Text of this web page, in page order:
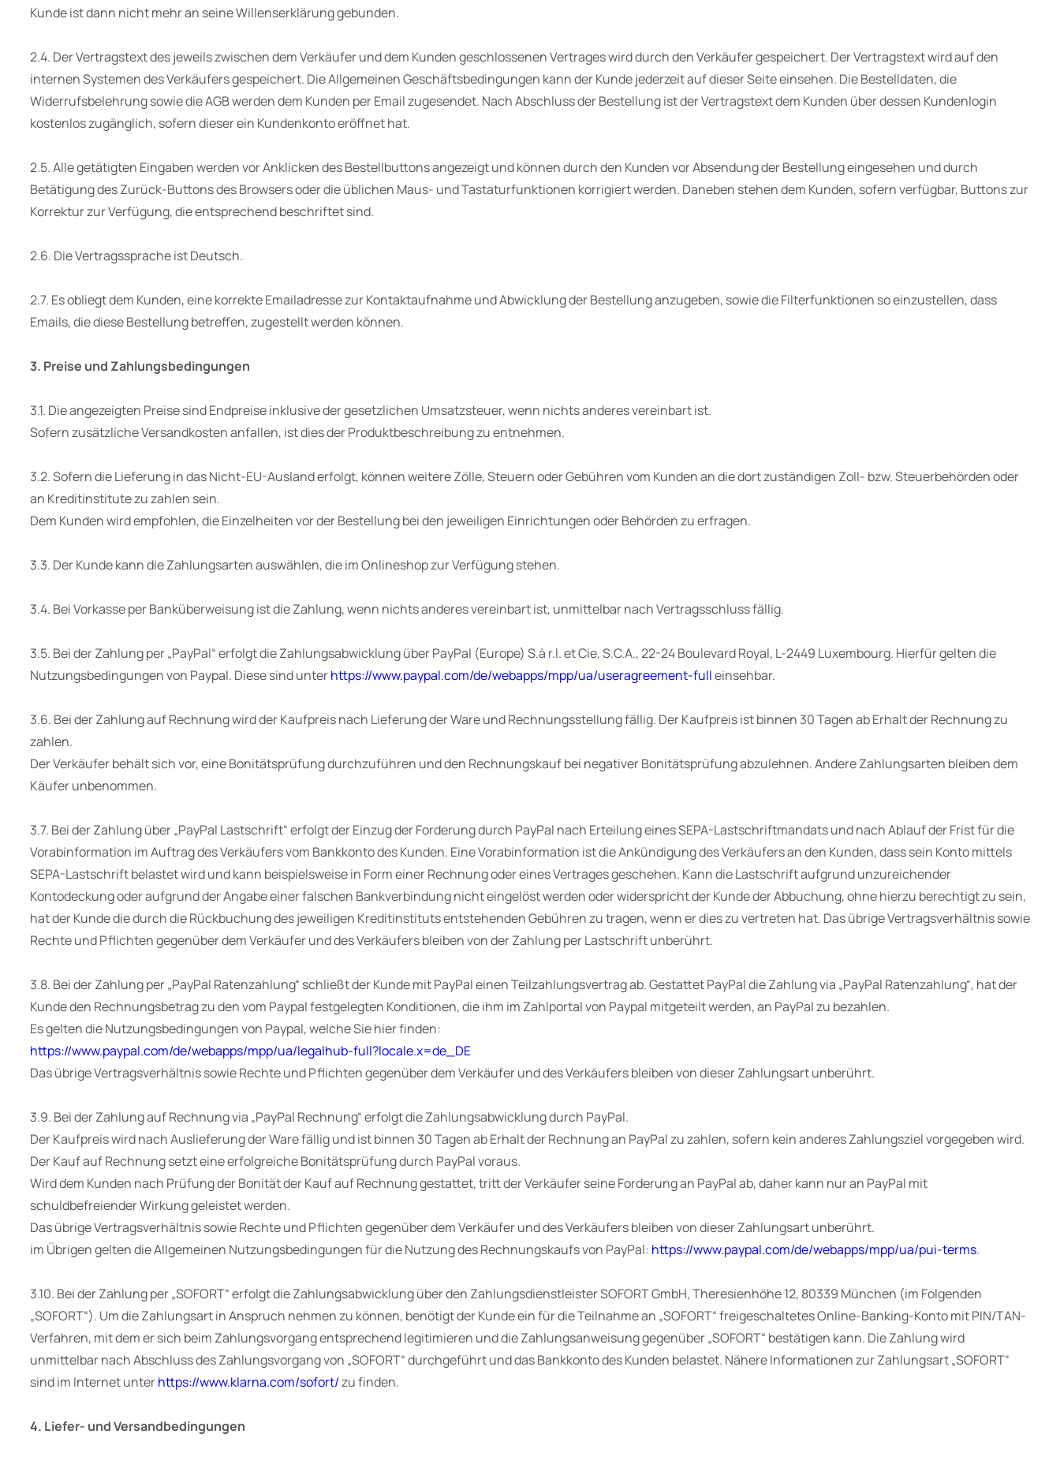
Kunde ist dann nicht mehr an seine Willenserklärung gebunden.
2.4. Der Vertragstext des jeweils zwischen dem Verkäufer und dem Kunden geschlossenen Vertrages wird durch den Verkäufer gespeichert. Der Vertragstext wird auf den
internen Systemen des Verkäufers gespeichert. Die Allgemeinen Geschäftsbedingungen kann der Kunde jederzeit auf dieser Seite einsehen. Die Bestelldaten, die
Widerrufsbelehrung sowie die AGB werden dem Kunden per Email zugesendet. Nach Abschluss der Bestellung ist der Vertragstext dem Kunden über dessen Kundenlogin
kostenlos zugänglich, sofern dieser ein Kundenkonto eröffnet hat.
2.5. Alle getätigten Eingaben werden vor Anklicken des Bestellbuttons angezeigt und können durch den Kunden vor Absendung der Bestellung eingesehen und durch
Betätigung des Zurück-Buttons des Browsers oder die üblichen Maus- und Tastaturfunktionen korrigiert werden. Daneben stehen dem Kunden, sofern verfügbar, Buttons zur
Korrektur zur Verfügung, die entsprechend beschriftet sind.
2.6. Die Vertragssprache ist Deutsch.
2.7. Es obliegt dem Kunden, eine korrekte Emailadresse zur Kontaktaufnahme und Abwicklung der Bestellung anzugeben, sowie die Filterfunktionen so einzustellen, dass
Emails, die diese Bestellung betreffen, zugestellt werden können.
3. Preise und Zahlungsbedingungen
3.1. Die angezeigten Preise sind Endpreise inklusive der gesetzlichen Umsatzsteuer, wenn nichts anderes vereinbart ist.
Sofern zusätzliche Versandkosten anfallen, ist dies der Produktbeschreibung zu entnehmen.
3.2. Sofern die Lieferung in das Nicht-EU-Ausland erfolgt, können weitere Zölle, Steuern oder Gebühren vom Kunden an die dort zuständigen Zoll- bzw. Steuerbehörden oder
an Kreditinstitute zu zahlen sein.
Dem Kunden wird empfohlen, die Einzelheiten vor der Bestellung bei den jeweiligen Einrichtungen oder Behörden zu erfragen.
3.3. Der Kunde kann die Zahlungsarten auswählen, die im Onlineshop zur Verfügung stehen.
3.4. Bei Vorkasse per Banküberweisung ist die Zahlung, wenn nichts anderes vereinbart ist, unmittelbar nach Vertragsschluss fällig.
3.5. Bei der Zahlung per „PayPal“ erfolgt die Zahlungsabwicklung über PayPal (Europe) S.à r.l. et Cie, S.C.A., 22-24 Boulevard Royal, L-2449 Luxembourg. Hierfür gelten die
Nutzungsbedingungen von Paypal. Diese sind unterhttps://www.paypal.com/de/webapps/mpp/ua/useragreement-fulleinsehbar.
3.6. Bei der Zahlung auf Rechnung wird der Kaufpreis nach Lieferung der Ware und Rechnungsstellung fällig. Der Kaufpreis ist binnen 30 Tagen ab Erhalt der Rechnung zu
zahlen.
Der Verkäufer behält sich vor, eine Bonitätsprüfung durchzuführen und den Rechnungskauf bei negativer Bonitätsprüfung abzulehnen. Andere Zahlungsarten bleiben dem
Käufer unbenommen.
3.7. Bei der Zahlung über „PayPal Lastschrift“ erfolgt der Einzug der Forderung durch PayPal nach Erteilung eines SEPA-Lastschriftmandats und nach Ablauf der Frist für die
Vorabinformation im Auftrag des Verkäufers vom Bankkonto des Kunden. Eine Vorabinformation ist die Ankündigung des Verkäufers an den Kunden, dass sein Konto mittels
SEPA-Lastschrift belastet wird und kann beispielsweise in Form einer Rechnung oder eines Vertrages geschehen. Kann die Lastschrift aufgrund unzureichender
Kontodeckung oder aufgrund der Angabe einer falschen Bankverbindung nicht eingelöst werden oder widerspricht der Kunde der Abbuchung, ohne hierzu berechtigt zu sein,
hat der Kunde die durch die Rückbuchung des jeweiligen Kreditinstituts entstehenden Gebühren zu tragen, wenn er dies zu vertreten hat. Das übrige Vertragsverhältnis sowie
Rechte und Pflichten gegenüber dem Verkäufer und des Verkäufers bleiben von der Zahlung per Lastschrift unberührt.
3.8. Bei der Zahlung per „PayPal Ratenzahlung“ schließt der Kunde mit PayPal einen Teilzahlungsvertrag ab. Gestattet PayPal die Zahlung via „PayPal Ratenzahlung“, hat der
Kunde den Rechnungsbetrag zu den vom Paypal festgelegten Konditionen, die ihm im Zahlportal von Paypal mitgeteilt werden, an PayPal zu bezahlen.
Es gelten die Nutzungsbedingungen von Paypal, welche Sie hier finden:
https://www.paypal.com/de/webapps/mpp/ua/legalhub-full?locale.x=de_DE
Das übrige Vertragsverhältnis sowie Rechte und Pflichten gegenüber dem Verkäufer und des Verkäufers bleiben von dieser Zahlungsart unberührt.
3.9. Bei der Zahlung auf Rechnung via „PayPal Rechnung“ erfolgt die Zahlungsabwicklung durch PayPal.
Der Kaufpreis wird nach Auslieferung der Ware fällig und ist binnen 30 Tagen ab Erhalt der Rechnung an PayPal zu zahlen, sofern kein anderes Zahlungsziel vorgegeben wird.
Der Kauf auf Rechnung setzt eine erfolgreiche Bonitätsprüfung durch PayPal voraus.
Wird dem Kunden nach Prüfung der Bonität der Kauf auf Rechnung gestattet, tritt der Verkäufer seine Forderung an PayPal ab, daher kann nur an PayPal mit
schuldbefreiender Wirkung geleistet werden.
Das übrige Vertragsverhältnis sowie Rechte und Pflichten gegenüber dem Verkäufer und des Verkäufers bleiben von dieser Zahlungsart unberührt.
im Übrigen gelten die Allgemeinen Nutzungsbedingungen für die Nutzung des Rechnungskaufs von PayPal: https://www.paypal.com/de/webapps/mpp/ua/pui-terms.
3.10. Bei der Zahlung per „SOFORT“ erfolgt die Zahlungsabwicklung über den Zahlungsdienstleister SOFORT GmbH, Theresienhöhe 12, 80339 München (im Folgenden
„SOFORT“). Um die Zahlungsart in Anspruch nehmen zu können, benötigt der Kunde ein für die Teilnahme an „SOFORT“ freigeschaltetes Online-Banking-Konto mit PIN/TAN-
Verfahren, mit dem er sich beim Zahlungsvorgang entsprechend legitimieren und die Zahlungsanweisung gegenüber „SOFORT“ bestätigen kann. Die Zahlung wird
unmittelbar nach Abschluss des Zahlungsvorgang von „SOFORT“ durchgeführt und das Bankkonto des Kunden belastet. Nähere Informationen zur Zahlungsart „SOFORT“
sind im Internet unterhttps://www.klarna.com/sofort/zu finden.
4. Liefer- und Versandbedingungen